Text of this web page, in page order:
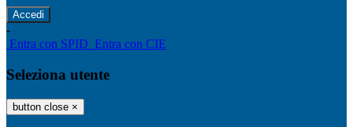
-
Entra con SPID Entra con CIE
Seleziona utente
button close ×